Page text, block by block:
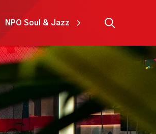
NPO Soul & Jazz